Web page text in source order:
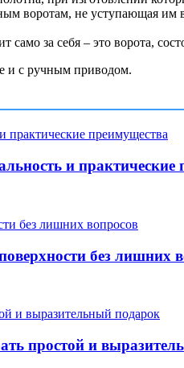
воротам, не уступающая
само за себя – это ворота,
и с ручным приводом.
и практические
без лишних
простой и